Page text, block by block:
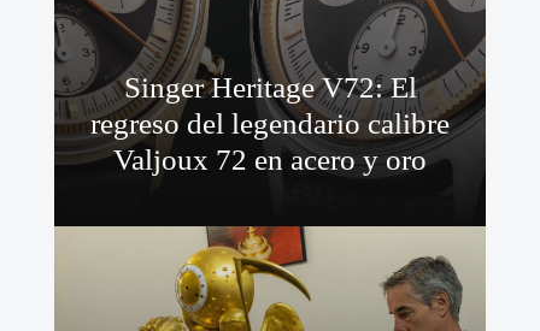
Singer Heritage V72: El
regreso del legendario calibre
Valjoux 72 en acero y oro